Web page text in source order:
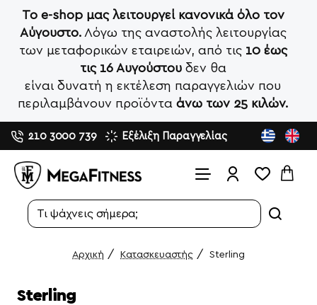
Το e-shop μας λειτουργεί κανονικά όλο τον
Αύγουστο.Λόγω της αναστολής λειτουργίας
των μεταφορικών εταιρειών, από τις 10 έως
τις 16 Αυγούστουδεν θα
είναι δυνατή η εκτέλεση παραγγελιών που
περιλαμβάνουν προϊόντα άνω των 25 κιλών.
210 3000 739 Εξέλιξη Παραγγελίας
Search...
Κατασκευαστής Sterling
Sterling